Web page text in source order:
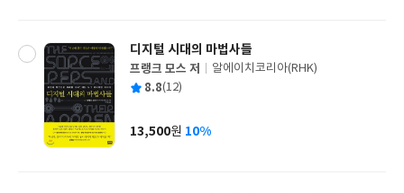
디지털 시대의 마법사들
글
쓴
프랭크 모스 저
출
사
알에이치코리아(RHK)
평 8.8(12)
가
13,500원 10%